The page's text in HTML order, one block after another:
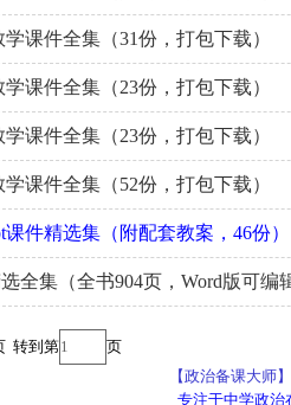
课件全集（31份，打包下载）
课件全集（23份，打包下载）
课件全集（23份，打包下载）
课件全集（52份，打包下载）
件精选集（附配套教案，46份）
全集（全书904页，Word版可编
转到第
页
【政治备课大师】
专注于中学政治